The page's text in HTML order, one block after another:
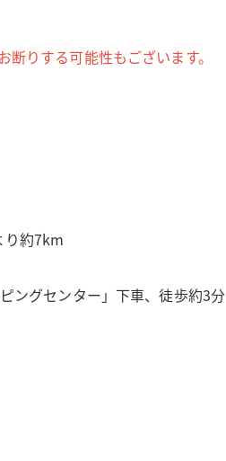
りする可能性もございます。
り約7km
ングセンター」下車、徒歩約3分